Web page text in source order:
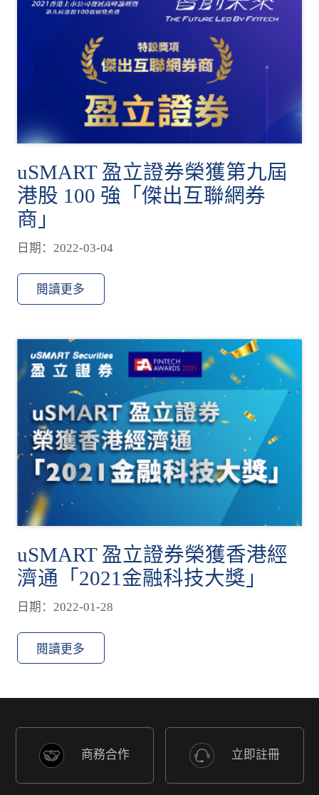
uSMART 盈立證券榮獲第九屆
港股 100 強「傑出互聯網券
商」
日期：2022-03-04
閱讀更多
uSMART 盈立證券榮獲香港經
濟通「2021金融科技大獎」
日期：2022-01-28
閱讀更多
商務合作 立即註冊